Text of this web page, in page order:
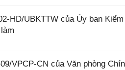
HD/UBKTTW của Ủy ban
VPCP-CN của Văn phòng